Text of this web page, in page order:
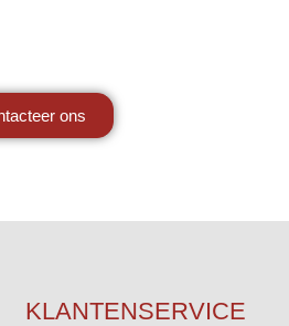
ons
KLANTENSERVICE